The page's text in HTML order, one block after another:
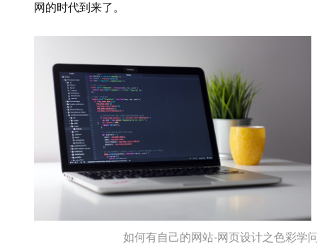
网的时代到来了。
如何有自己的网站-网页设计之色彩学